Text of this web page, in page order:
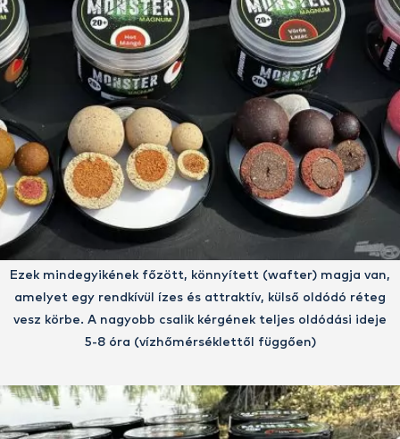
Ezek mindegyikének főzött, könnyített (wafter) magja van,
amelyet egy rendkívül ízes és attraktív, külső oldódó réteg
vesz körbe. A nagyobb csalik kérgének teljes oldódási ideje
5-8 óra (vízhőmérséklettől függően)